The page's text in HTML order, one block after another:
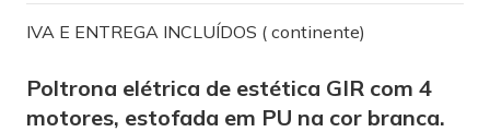
IVA E ENTREGA INCLUÍDOS ( continente)
Poltrona elétrica de estética GIR com 4
motores, estofada em PU na cor branca.